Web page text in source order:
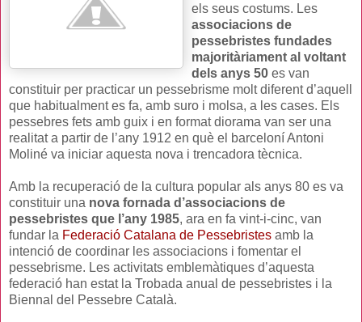
els seus costums. Les
associacions de
pessebristes fundades
majoritàriament al voltant
dels anys 50 es van
constituir per practicar un pessebrisme molt diferent d’aquell
que habitualment es fa, amb suro i molsa, a les cases. Els
pessebres fets amb guix i en format diorama van ser una
realitat a partir de l’any 1912 en què el barceloní Antoni
Moliné va iniciar aquesta nova i trencadora tècnica.
Amb la recuperació de la cultura popular als anys 80 es va
constituir una nova fornada d’associacions de
pessebristes que l’any 1985, ara en fa vint-i-cinc, van
fundar la Federació Catalana de Pessebristes amb la
intenció de coordinar les associacions i fomentar el
pessebrisme. Les activitats emblemàtiques d’aquesta
federació han estat la Trobada anual de pessebristes i la
Biennal del Pessebre Català.